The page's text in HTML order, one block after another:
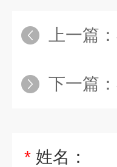
上一篇：
下一篇：
* 姓名：